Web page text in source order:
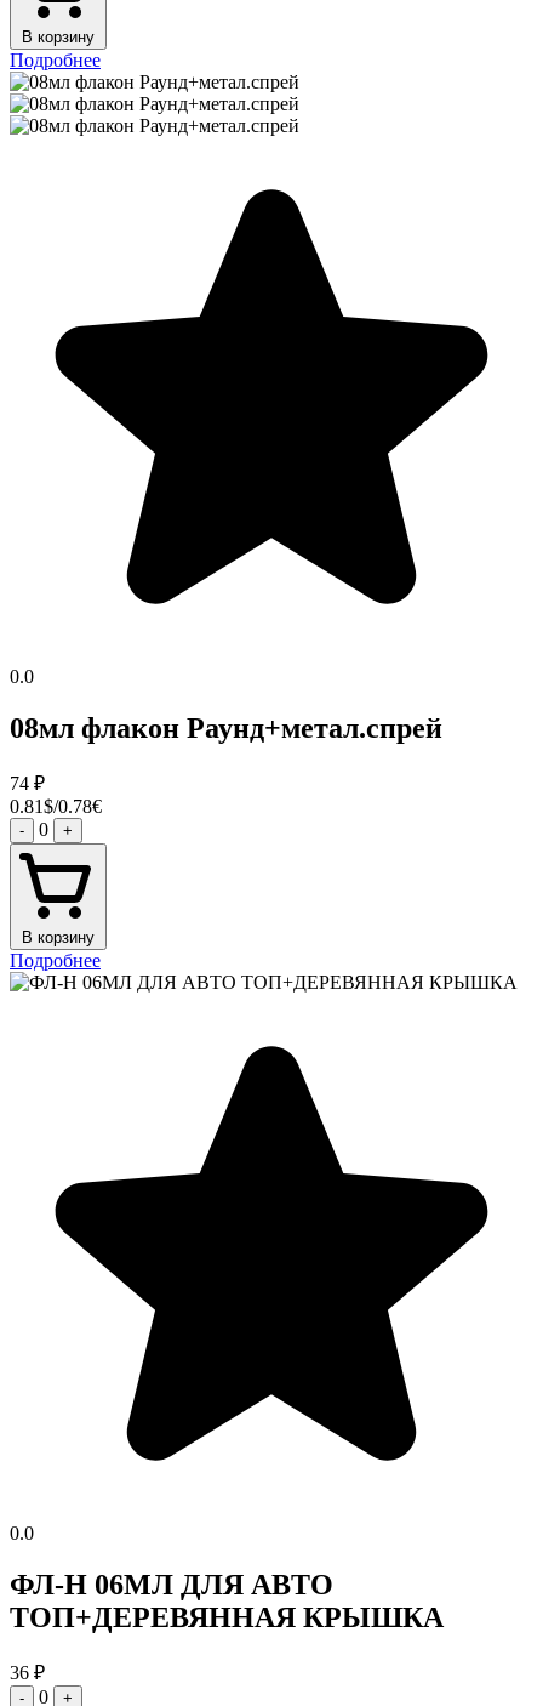
В корзину
Подробнее
0.0
08мл флакон Раунд+метал.спрей
74 ₽
0.81$/0.78€
- 0 +
В корзину
Подробнее
0.0
ФЛ-Н 06МЛ ДЛЯ АВТО
ТОП+ДЕРЕВЯННАЯ КРЫШКА
36 ₽
- 0 +